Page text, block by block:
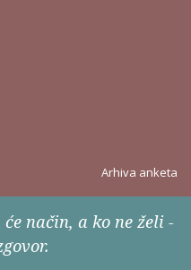
Arhiva anketa
način, a ko ne želi -